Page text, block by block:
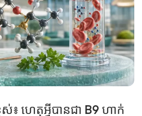
៖ ហេតុអ្វីបានជា B9 ហាក់